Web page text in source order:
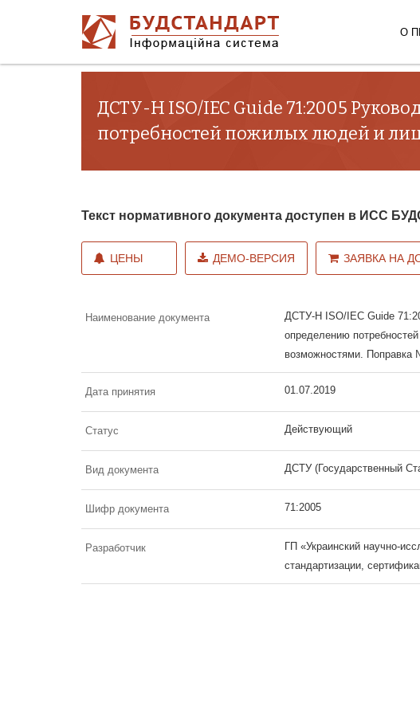
О
ДСТУ-Н ISO/IEC Guide 71:2005
потребностей пожилых людей и
Текст нормативного документа доступен в ИСС
ЦЕНЫ ДЕМО-ВЕРСИЯ ЗАЯВКА НА
Наименование документа
ДСТУ-Н ISO/IEC Guide
определению
возможностями. Поправка
Дата принятия 01.07.2019
Статус Действующий
Вид документа ДСТУ (Государственный
Шифр документа 71:2005
Разработчик
ГП «Украинский научно-
стандартизации,